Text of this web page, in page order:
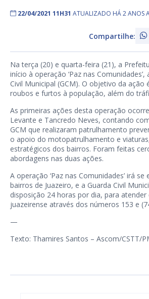
22/04/2021 11H31 ATUALIZADO HÁ 2 ANOS
Compartilhe:
Na terça (20) e quarta-feira (21), a
início à operação ‘Paz nas
Civil Municipal (GCM). O objetivo da ação
roubos e furtos à população, além do
As primeiras ações desta operação
Levante e Tancredo Neves, contando
GCM que realizaram patrulhamento
o apoio do motopatrulhamento e
estratégicos dos bairros. Foram feitas
abordagens nas duas ações.
A operação ‘Paz nas Comunidades’ irá
bairros de Juazeiro, e a Guarda Civil
disposição 24 horas por dia, para atender
juazeirense através dos números 153 e
—
Texto: Thamires Santos – Ascom/CSTT/